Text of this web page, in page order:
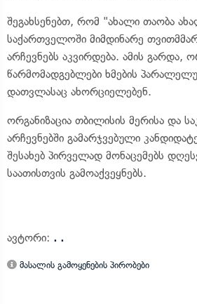
შეგახსენებთ, რომ "ახალი თაობა
საქართველოში მიმდინარე
არჩევნებს აკვირდება. ამის გარდა,
წარმომადგებლები ხმების
დათვლასაც ახორციელებენ.
ორგანიზაცია თბილისის მერისა და
არჩევნებში გამარჯვებული
შესახებ პირველად მონაცემებს
საათისთვის გამოაქვეყნებს.
ავტორი: . .
მასალის გამოყენების პირობები